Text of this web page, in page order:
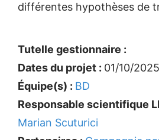
différentes hypothèses de
Tutelle gestionnaire :
Dates du projet : 01/10/
Équipe(s) : BD
Responsable scientifique
Marian Scuturici